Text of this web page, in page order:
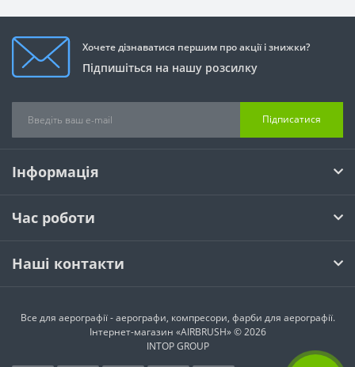
Хочете дізнаватися першим про акції і знижки?
Підпишіться на нашу розсилку
Підписатися
Інформація
Час роботи
Наші контакти
Все для аерографії - аерографи, компресори, фарби для аерографії.
Інтернет-магазин «AIRBRUSH» © 2026
INTOP GROUP